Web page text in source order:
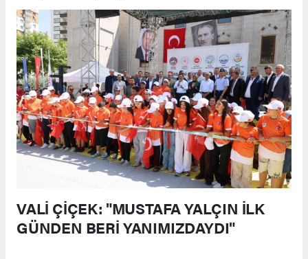
VALİ ÇİÇEK: "MUSTAFA YALÇIN İLK
GÜNDEN BERİ YANIMIZDAYDI"